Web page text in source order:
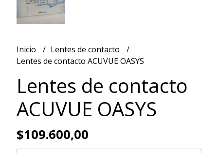
Inicio
Lentes de contacto
Lentes de contacto ACUVUE OASYS
Lentes de contacto
ACUVUE OASYS
$109.600,00